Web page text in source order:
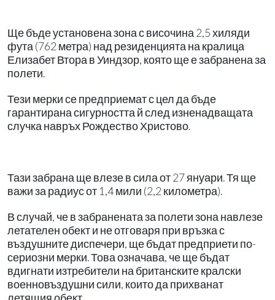
Ще бъде установена зона с височина 2,5 хиляди
фута (762 метра) над резиденцията на кралица
Елизабет Втора в Уиндзор, която ще е забранена за
полети.
Тези мерки се предприемат с цел да бъде
гарантирана сигурността й след изненадващата
случка навръх Рождество Христово.
Тази забрана ще влезе в сила от 27 януари. Тя ще
важи за радиус от 1,4 мили (2,2 километра).
В случай, че в забранената за полети зона навлезе
летателен обект и не отговаря при връзка с
въздушните диспечери, ще бъдат предприети по-
сериозни мерки. Това означава, че ще бъдат
вдигнати изтребители на британските кралски
военновъздушни сили, които да прихванат